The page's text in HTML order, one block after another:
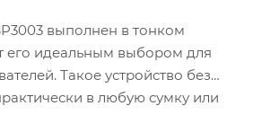
выполнен в тонком
его идеальным выбором для
Такое устройство без
в любую сумку или